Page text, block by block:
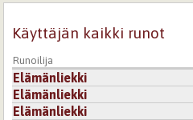
Käyttäjän kaikki runot
Runoilija
Elämänliekki
Elämänliekki
Elämänliekki